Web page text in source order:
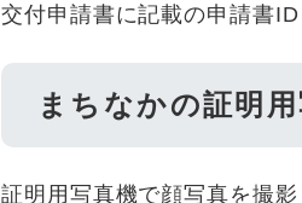
交付申請書に記載の申請書
まちなかの証明
証明用写真機で顔写真を撮